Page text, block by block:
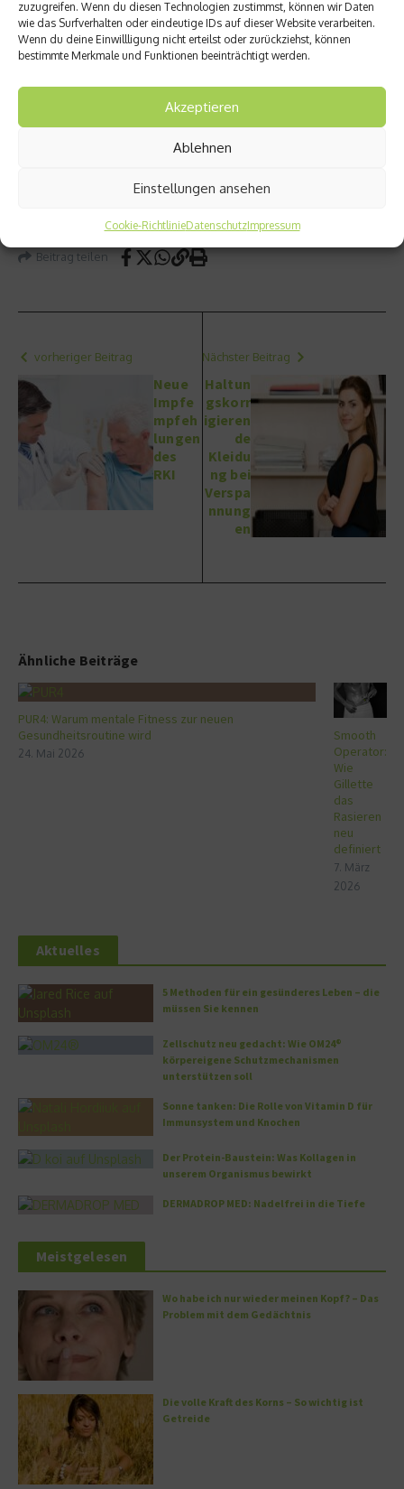
zuzugreifen. Wenn du diesen Technologien zustimmst, können wir Daten
wie das Surfverhalten oder eindeutige IDs auf dieser Website verarbeiten.
Wenn du deine Einwillligung nicht erteilst oder zurückziehst, können
bestimmte Merkmale und Funktionen beeinträchtigt werden.
Akzeptieren
Ablehnen
Einstellungen ansehen
Cookie-RichtlinieDatenschutzImpressum
4.) Ortswechsel (62 Prozent)
5.) Wegfall Arbeitsbelastung (59 Prozent)
6.) Bewegung und Sport (47 Prozent)
* Repräsentative Bevölkerungsbefragung durch Forsa im
Auftrag der DAK-Gesundheit, 1. bis 8. August 2016, 1.015
Beitrag teilen
vorheriger Beitrag
Neue
Impfe
mpfeh
lungen
des
RKI
Nächster Beitrag
Haltun
gskorr
igieren
de
Kleidu
ng bei
Verspa
nnung
en
Ähnliche Beiträge
PUR4: Warum mentale Fitness zur neuen
Gesundheitsroutine wird
24. Mai 2026
Smooth
Operator:
Wie
Gillette
das
Rasieren
neu
definiert
7. März
2026
Aktuelles
5 Methoden für ein gesünderes Leben – die
müssen Sie kennen
Zellschutz neu gedacht: Wie OM24®
körpereigene Schutzmechanismen
unterstützen soll
Sonne tanken: Die Rolle von Vitamin D für
Immunsystem und Knochen
Der Protein-Baustein: Was Kollagen in
unserem Organismus bewirkt
DERMADROP MED: Nadelfrei in die Tiefe
Meistgelesen
Wo habe ich nur wieder meinen Kopf? – Das
Problem mit dem Gedächtnis
Die volle Kraft des Korns – So wichtig ist
Getreide